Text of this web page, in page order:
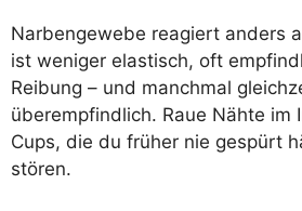
Narbengewebe reagiert anders
ist weniger elastisch, oft
Reibung – und manchmal
überempfindlich. Raue Nähte im
Cups, die du früher nie gespürt
stören.